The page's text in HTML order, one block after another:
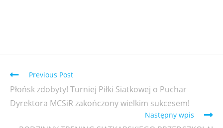
Previous Post
Płońsk zdobyty! Turniej Piłki Siatkowej o Puchar
Dyrektora MCSiR zakończony wielkim sukcesem!
Następny wpis